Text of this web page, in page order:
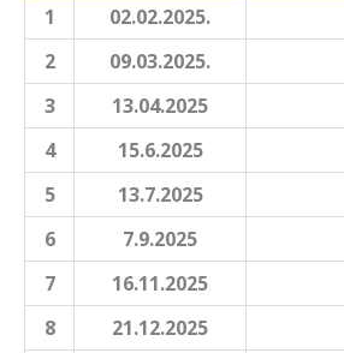
1
02.02.2025.
2
09.03.2025.
3
13.04.2025
4
15.6.2025
5
13.7.2025
6
7.9.2025
7
16.11.2025
8
21.12.2025